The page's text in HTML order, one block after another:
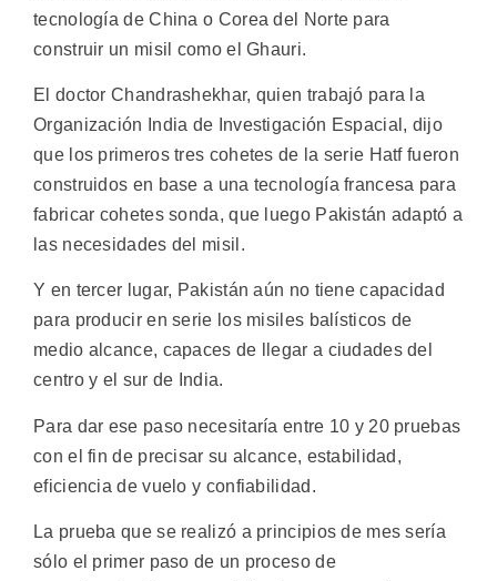
tecnología de China o Corea del Norte para
construir un misil como el Ghauri.
El doctor Chandrashekhar, quien trabajó para la
Organización India de Investigación Espacial, dijo
que los primeros tres cohetes de la serie Hatf fueron
construidos en base a una tecnología francesa para
fabricar cohetes sonda, que luego Pakistán adaptó a
las necesidades del misil.
Y en tercer lugar, Pakistán aún no tiene capacidad
para producir en serie los misiles balísticos de
medio alcance, capaces de llegar a ciudades del
centro y el sur de India.
Para dar ese paso necesitaría entre 10 y 20 pruebas
con el fin de precisar su alcance, estabilidad,
eficiencia de vuelo y confiabilidad.
La prueba que se realizó a principios de mes sería
sólo el primer paso de un proceso de